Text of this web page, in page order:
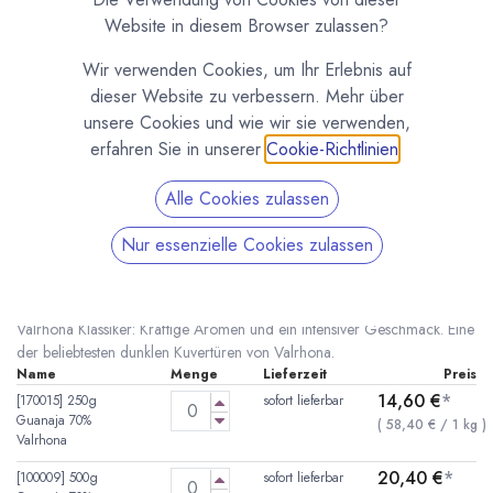
Guanaja 70 % Kuvertüre von Valrhona
Valrhona Klassiker: Kräftige Aromen und ein intensiver Geschmack. Eine
der beliebtesten dunklen Kuvertüren von Valrhona.
Name Menge Lieferzeit
Preis
[170015] 250g
Guanaja 70%
Valrhona
sofort lieferbar 14,60 €*
(58,40 € /1 kg )
[100009] 500g
sofort lieferbar 20,40 €*
Website in diesem Browser zulassen?
Wir verwenden Cookies, um Ihr Erlebnis auf
dieser Website zu verbessern. Mehr über
unsere Cookies und wie wir sie verwenden,
erfahren Sie in unserer Cookie-Richtlinien
Alle Cookies zulassen
Nur essenzielle Cookies zulassen